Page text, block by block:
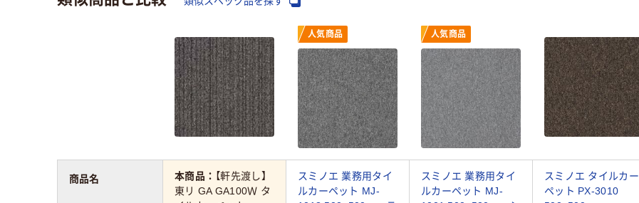
人気商品 人気商品
本商品： 【軒先渡し】
東リ GA GA100Ｗ タ
スミノエ 業務用タイ
ルカーペット MJ-
スミノエ 業務用タイ
ルカーペット MJ-
スミノエ タイルカー
ペット PX-3010
商品名